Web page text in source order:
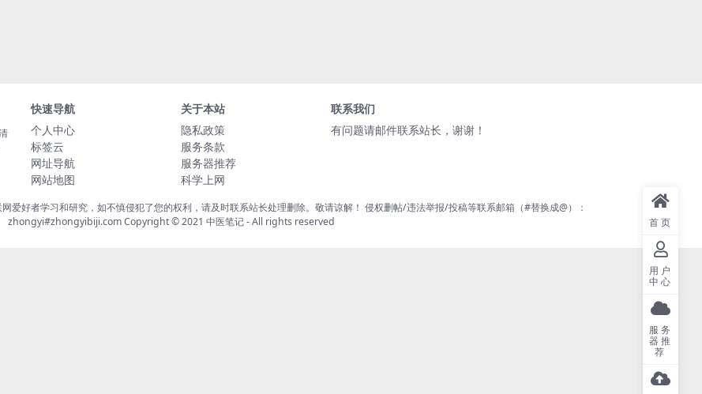
快速导航
个人中心
标签云
网址导航
网站地图
关于本站
隐私政策
服务条款
服务器推荐
科学上网
联系我们
有问题请邮件联系站长，谢谢！
爱好者学习和研究，如不慎侵犯了您的权利，请及时联系站长处理删除。敬请谅解！ 侵权删帖/违法举报/投稿等联系邮箱（#替换成@）：
zhongyi#zhongyibiji.com Copyright © 2021 中医笔记- All rights reserved 首页
用户
中心
服务
器推
荐